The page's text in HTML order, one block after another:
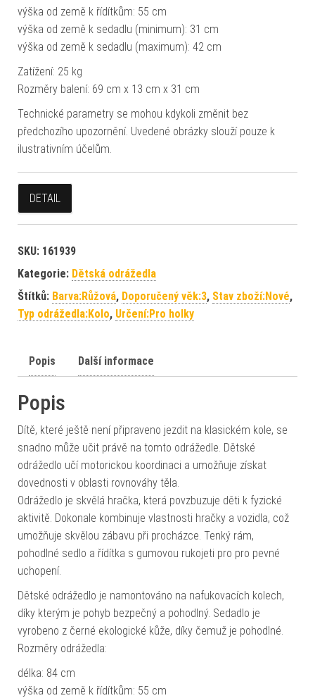
výška od země k řídítkům: 55 cm
výška od země k sedadlu (minimum): 31 cm
výška od země k sedadlu (maximum): 42 cm
Zatížení: 25 kg
Rozměry balení: 69 cm x 13 cm x 31 cm
Technické parametry se mohou kdykoli změnit bez
předchozího upozornění. Uvedené obrázky slouží pouze k
ilustrativním účelům.
DETAIL
SKU: 161939
Kategorie: Dětská odrážedla
Štítků: Barva:Růžová, Doporučený věk:3, Stav zboží:Nové,
Typ odrážedla:Kolo, Určení:Pro holky
Popis Další informace
Popis
Dítě, které ještě není připraveno jezdit na klasickém kole, se
snadno může učit právě na tomto odrážedle. Dětské
odrážedlo učí motorickou koordinaci a umožňuje získat
dovednosti v oblasti rovnováhy těla.
Odrážedlo je skvělá hračka, která povzbuzuje děti k fyzické
aktivitě. Dokonale kombinuje vlastnosti hračky a vozidla, což
umožňuje skvělou zábavu při procházce. Tenký rám,
pohodlné sedlo a řídítka s gumovou rukojeti pro pro pevné
uchopení.
Dětské odrážedlo je namontováno na nafukovacích kolech,
díky kterým je pohyb bezpečný a pohodlný. Sedadlo je
vyrobeno z černé ekologické kůže, díky čemuž je pohodlné.
Rozměry odrážedla:
délka: 84 cm
výška od země k řídítkům: 55 cm